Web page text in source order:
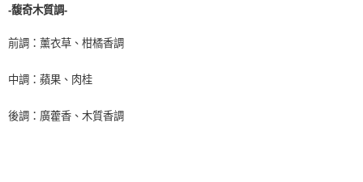
-馥奇木質調-
前調：薰衣草、柑橘香調
中調：蘋果、肉桂
後調：廣藿香、木質香調